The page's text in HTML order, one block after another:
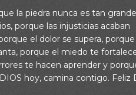
difíciles
la piedra nunca es tan
porque las injusticias acaban
el dolor se supera, porque
porque el miedo te
te hacen aprender y
hoy, camina contigo. Feliz